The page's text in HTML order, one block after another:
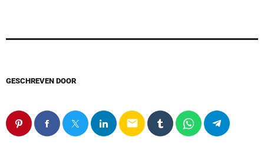
GESCHREVEN DOOR
email